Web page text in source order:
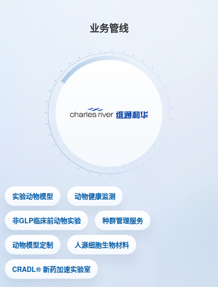
业务管线
实验动物模型 动物健康监测
非GLP临床前动物实验 种群管理服务
动物模型定制 人源细胞生物材料
CRADL® 新药加速实验室